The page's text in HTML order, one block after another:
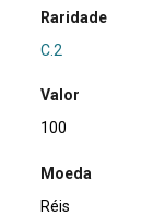
Raridade
C.2
Valor
100
Moeda
Réis